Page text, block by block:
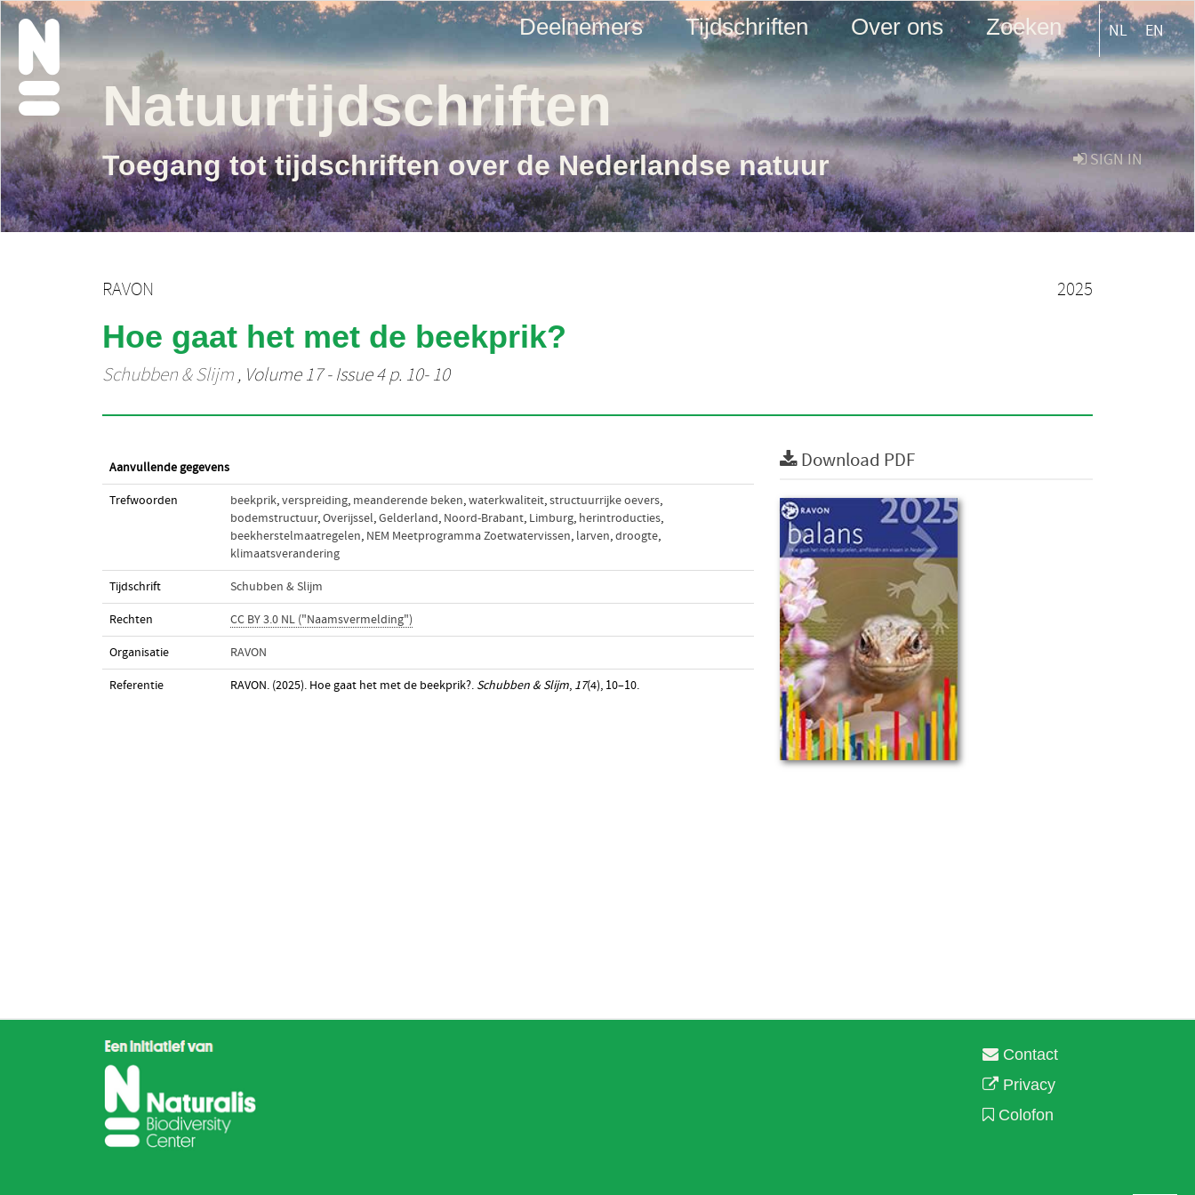
Deelnemers Tijdschriften Over ons Zoeken NL EN
SIGN IN
Natuurtijdschriften
Toegang tot tijdschriften over de Nederlandse natuur
RAVON 2025
Hoe gaat het met de beekprik?
Schubben & Slijm, Volume 17 - Issue 4 p. 10- 10
Aanvullende gegevens
Trefwoorden beekprik,verspreiding, meanderende beken,waterkwaliteit,structuurrijke oevers,
bodemstructuur,Overijssel,Gelderland, Noord-Brabant, Limburg, herintroducties,
beekherstelmaatregelen, NEM Meetprogramma Zoetwatervissen, larven,droogte,
klimaatsverandering
Tijdschrift Schubben & Slijm
Rechten CC BY 3.0 NL ("Naamsvermelding")
Organisatie RAVON
Referentie RAVON. (2025). Hoe gaat het met de beekprik?. Schubben & Slijm, 17(4), 10–10.
Download PDF
Contact
Privacy
Colofon